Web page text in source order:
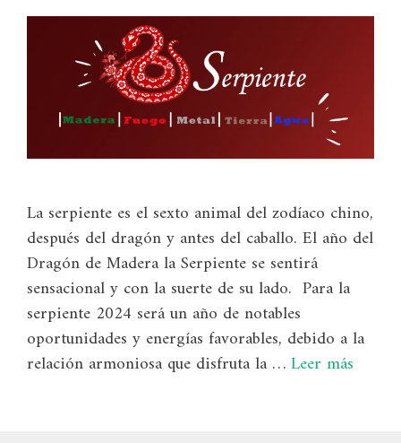
La serpiente es el sexto animal del zodíaco chino,
después del dragón y antes del caballo. El año del
Dragón de Madera la Serpiente se sentirá
sensacional y con la suerte de su lado. Para la
serpiente 2024 será un año de notables
oportunidades y energías favorables, debido a la
relación armoniosa que disfruta la …Leer más